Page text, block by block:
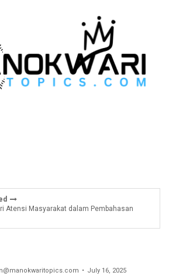
Atensi Masyarakat dalam Pembahasan
July 16, 2025